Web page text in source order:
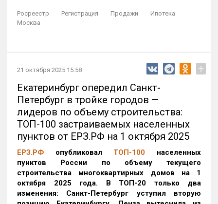
Росреестр Регистрация Продажи
Ипотека
Москва
21 октября 2025 15:58 +
Екатеринбург опередил Санкт-
Петербург в тройке городов —
лидеров по объему строительства:
ТОП-100 застраиваемых населенных
пунктов от ЕРЗ.РФ на 1 октября 2025
ЕРЗ.РФ опубликовал ТОП-100 населенных
пунктов России по объему текущего
строительства многоквартирных домов на 1
октября 2025 года. В ТОП-20 только два
изменения: Санкт-Петербург уступил вторую